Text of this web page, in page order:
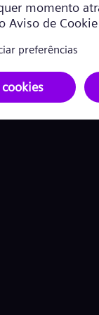
A Siemens
de propulsão,
tecnologia de
automação para